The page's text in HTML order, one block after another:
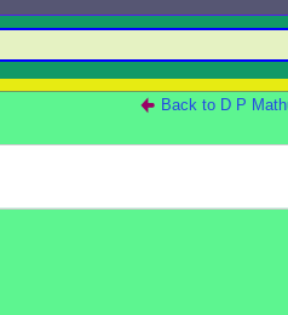
Back to D P